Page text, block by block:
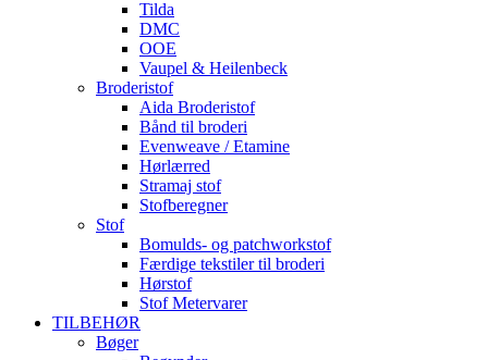
Tilda
DMC
OOE
Vaupel & Heilenbeck
Broderistof
Aida Broderistof
Bånd til broderi
Evenweave / Etamine
Hørlærred
Stramaj stof
Stofberegner
Stof
Bomulds- og patchworkstof
Færdige tekstiler til broderi
Hørstof
Stof Metervarer
TILBEHØR
Bøger